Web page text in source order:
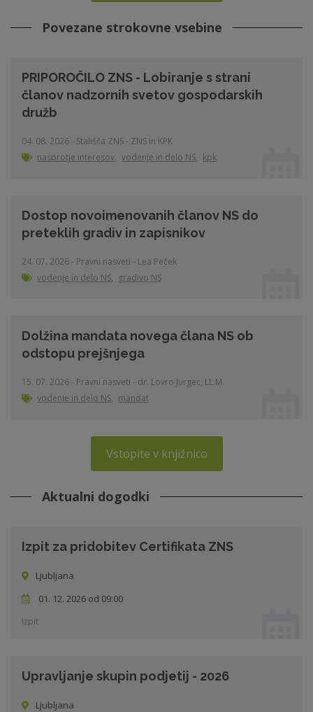
Povezane strokovne vsebine
PRIPOROČILO ZNS - Lobiranje s strani
članov nadzornih svetov gospodarskih
družb
04. 08. 2026 - Stališča ZNS - ZNS in KPK
nasprotje interesov, vodenje in delo NS, kpk
Dostop novoimenovanih članov NS do
preteklih gradiv in zapisnikov
24. 07. 2026 - Pravni nasveti - Lea Peček
vodenje in delo NS, gradivo NS
Dolžina mandata novega člana NS ob
odstopu prejšnjega
15. 07. 2026 - Pravni nasveti - dr. Lovro Jurgec, LL.M.
vodenje in delo NS, mandat
Vstopite v knjižnico
Aktualni dogodki
Izpit za pridobitev Certifikata ZNS
Ljubljana
01. 12. 2026 od 09:00
Izpit
Upravljanje skupin podjetij - 2026
Ljubljana